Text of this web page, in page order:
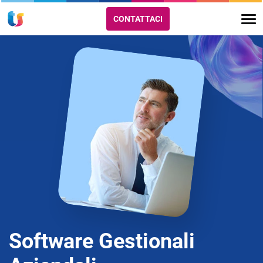
CONTATTACI
Software Gestionali